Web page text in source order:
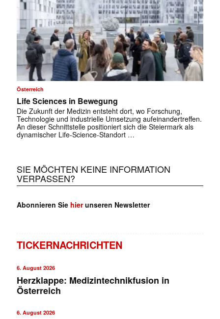
✕
Österreich
Life Sciences in Bewegung
Die Zukunft der Medizin entsteht dort, wo ­Forschung,
Technologie und industrielle Umsetzung aufeinandertreffen.
An ­dieser Schnittstelle positioniert sich die Steiermark als
dynamischer ­Life-Science-Standort …
SIE MÖCHTEN KEINE INFORMATION
VERPASSEN?
Abonnieren Sie hierunseren Newsletter
TICKERNACHRICHTEN
6. August 2026
Herzklappe: Medizintechnikfusion in
Österreich
6. August 2026